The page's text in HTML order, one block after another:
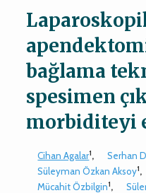
bağlama
spesimen
morbiditeyi
Cihan Agalar1, Serhan
Süleyman Özkan Aksoy1,
Mücahit Özbilgin1,